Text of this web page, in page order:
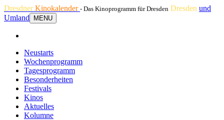
DresdnerKinokalender - Das Kinoprogramm für Dresden Dresden und
Umland
MENU
Neustarts
Wochenprogramm
Tagesprogramm
Besonderheiten
Festivals
Kinos
Aktuelles
Kolumne